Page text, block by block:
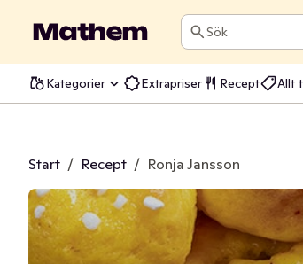
Sök
Kategorier Extrapriser Recept Allt
Start / Recept / Ronja Jansson